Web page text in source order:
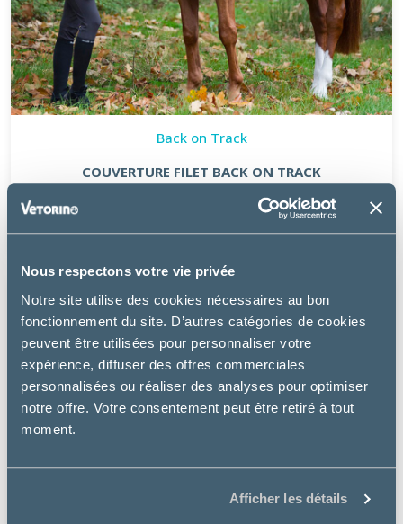
Nous respectons votre vie privée
Notre site utilise des cookies nécessaires au bon
fonctionnement du site. D’autres catégories de cookies
peuvent être utilisées pour personnaliser votre
expérience, diffuser des offres commerciales
personnalisées ou réaliser des analyses pour optimiser
notre offre. Votre consentement peut être retiré à tout
moment.
Afficher les détails
Back on Track
COUVERTURE FILET BACK ON TRACK
91.20€